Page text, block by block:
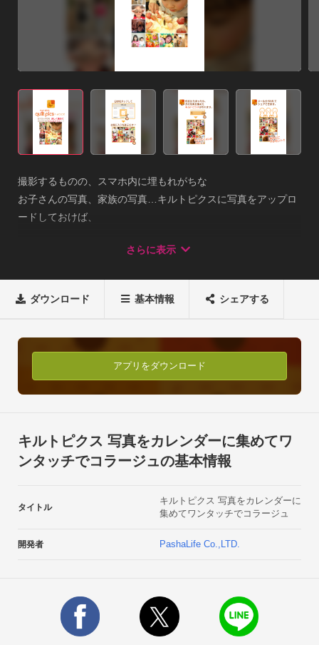
撮影するものの、スマホ内に埋もれがちな
お子さんの写真、家族の写真…キルトピクスに写真をアップロ
ードしておけば、
タップひとつで思い出がぎゅっと詰まった
１．お気に入りの写真をポチポチ選んで
↓
２．ワンタッチでコラージュ作成！
キルトピクスができあがります。
↓
みんなにSNSでシェアもできます。
家族の写真をアップロードするだけで
あなたの大切な&quot;思い出キルト&quot;ができあがります。
写真を集めてお気に入りのキルトピクスをつくったら
今度は大切なおじちゃんおばあちゃんに、
キルトプリントをプレゼントしよう！
の成長が伝わる毎月の１枚をアプリから。
キルトピクスなら簡単に贈ることができます。そして、とって
さらに表示
ダウンロード 基本情報 シェアする
アプリをダウンロード
キルトピクス 写真をカレンダーに集めてワ
ンタッチでコラージュの基本情報
タイトル
キルトピクス 写真をカレンダーに
集めてワンタッチでコラージュ
開発者 PashaLife Co.,LTD.